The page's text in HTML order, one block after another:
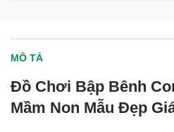
MÔ TẢ
Đồ Chơi Bập Bênh
Mầm Non Mẫu Đẹp